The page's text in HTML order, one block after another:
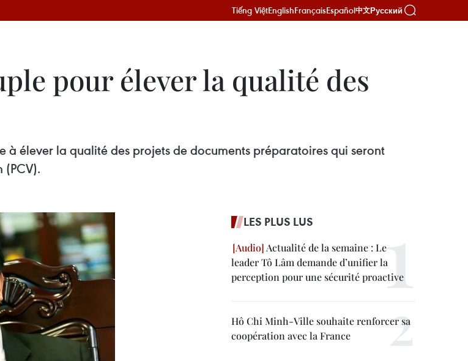
Tiếng ViệtEnglishFrançaisEspañol中文Русский
pour élever la qualité des
élever la qualité des projets de documents préparatoires qui seront
(PCV).
LES PLUS LUS
Actualité de la semaine : Le
leader Tô Lâm demande d’unifier la
perception pour une sécurité proactive
Hô Chi Minh-Ville souhaite renforcer sa
coopération avec la France